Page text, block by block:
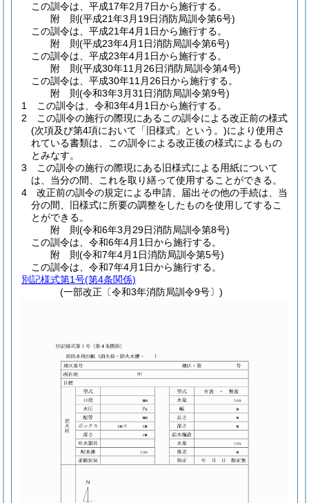
この訓令は、平成17年2月7日から施行する。
附 則(平成21年3月19日消防局訓令第6号)
この訓令は、平成21年4月1日から施行する。
附 則(平成23年4月1日消防局訓令第6号)
この訓令は、平成23年4月1日から施行する。
附 則(平成30年11月26日消防局訓令第4号)
この訓令は、平成30年11月26日から施行する。
附 則(令和3年3月31日消防局訓令第9号)
1
この訓令は、令和3年4月1日から施行する。
2
この訓令の施行の際現にあるこの訓令による改正前の様式
(次項及び第4項において「旧様式」という。)により使用さ
れている書類は、この訓令による改正後の様式によるもの
とみなす。
3
この訓令の施行の際現にある旧様式による用紙について
は、当分の間、これを取り繕って使用することができる。
4
改正前の訓令の規定による申請、届出その他の手続は、当
分の間、旧様式に所要の調整をしたものを使用してするこ
とができる。
附 則(令和6年3月29日消防局訓令第8号)
この訓令は、令和6年4月1日から施行する。
附 則(令和7年4月1日消防局訓令第5号)
この訓令は、令和7年4月1日から施行する。
別記様式第1号(第4条関係)
(一部改正〔令和3年消防局訓令9号〕)